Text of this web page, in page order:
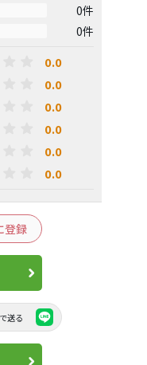
0件
0件
0.0
0.0
0.0
0.0
0.0
0.0
登録
送る